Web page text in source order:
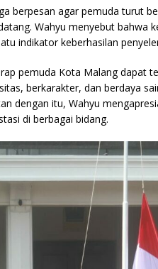
berpesan agar pemuda turut
Wahyu menyebut bahwa
indikator keberhasilan
pemuda Kota Malang dapat
berkarakter, dan berdaya
dengan itu, Wahyu
di berbagai bidang.